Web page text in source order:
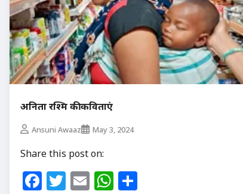
अनिता रश्मि की कविताएं
Ansuni Awaaz May 3, 2024
Share this post on:
Facebook
Twitter
EmailWhatsApp